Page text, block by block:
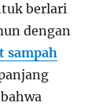
berlari
dengan
sampah